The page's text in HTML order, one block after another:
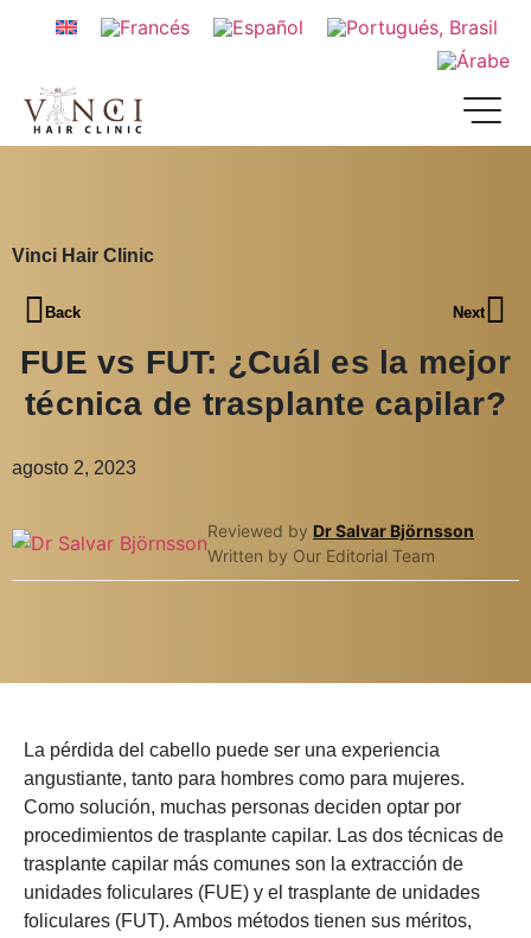
Vinci Hair Clinic
Back Next
FUE vs FUT: ¿Cuál es la mejor
técnica de trasplante capilar?
agosto 2, 2023
Reviewed by Dr Salvar Björnsson
Written by Our Editorial Team
La pérdida del cabello puede ser una experiencia
angustiante, tanto para hombres como para mujeres.
Como solución, muchas personas deciden optar por
procedimientos de trasplante capilar. Las dos técnicas de
trasplante capilar más comunes son la extracción de
unidades foliculares (FUE) y el trasplante de unidades
foliculares (FUT). Ambos métodos tienen sus méritos,